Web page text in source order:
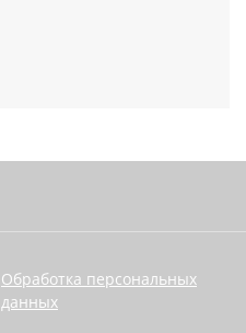
Обработка персональных
данных